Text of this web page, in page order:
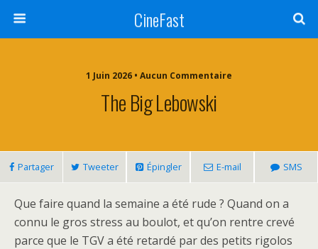
CineFast
1 Juin 2026 • Aucun Commentaire
The Big Lebowski
Partager Tweeter Épingler E-mail SMS
Que faire quand la semaine a été rude ? Quand on a
connu le gros stress au boulot, et qu’on rentre crevé
parce que le TGV a été retardé par des petits rigolos